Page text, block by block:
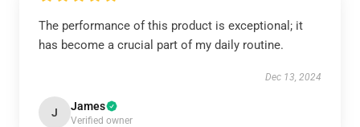
The performance of this product is exceptional; it
has become a crucial part of my daily routine.
Dec 13, 2024
J James
Verified owner